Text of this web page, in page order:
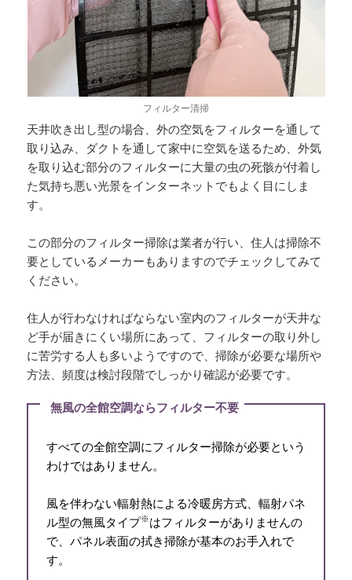
フィルター清掃
天井吹き出し型の場合、外の空気をフィルターを通して
取り込み、ダクトを通して家中に空気を送るため、外気
を取り込む部分のフィルターに大量の虫の死骸が付着し
た気持ち悪い光景をインターネットでもよく目にしま
す。
この部分のフィルター掃除は業者が行い、住人は掃除不
要としているメーカーもありますのでチェックしてみて
ください。
住人が行わなければならない室内のフィルターが天井な
ど手が届きにくい場所にあって、フィルターの取り外し
に苦労する人も多いようですので、掃除が必要な場所や
方法、頻度は検討段階でしっかり確認が必要です。
無風の全館空調ならフィルター不要
すべての全館空調にフィルター掃除が必要という
わけではありません。
風を伴わない輻射熱による冷暖房方式、輻射パネ
ル型の無風タイプ※はフィルターがありませんの
で、パネル表面の拭き掃除が基本のお手入れで
す。